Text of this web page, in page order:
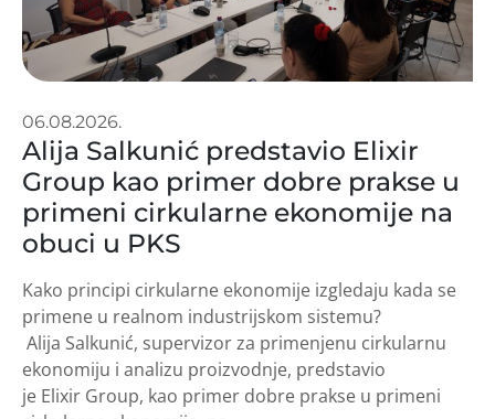
06.08.2026.
Alija Salkunić predstavio Elixir
Group kao primer dobre prakse u
primeni cirkularne ekonomije na
obuci u PKS
Kako principi cirkularne ekonomije izgledaju kada se
primene u realnom industrijskom sistemu?
Alija Salkunić, supervizor za primenjenu cirkularnu
ekonomiju i analizu proizvodnje, predstavio
je Elixir Group, kao primer dobre prakse u primeni